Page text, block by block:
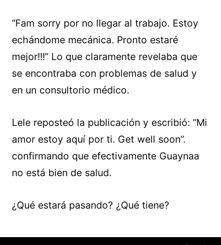
“Fam sorry por no llegar al trabajo. Estoy
echándome mecánica. Pronto estaré
mejor!!!” Lo que claramente revelaba que
se encontraba con problemas de salud y
en un consultorio médico.
Lele reposteó la publicación y escribió: “Mi
amor estoy aquí por ti. Get well soon”.
confirmando que efectivamente Guaynaa
no está bien de salud.
¿Qué estará pasando? ¿Qué tiene?